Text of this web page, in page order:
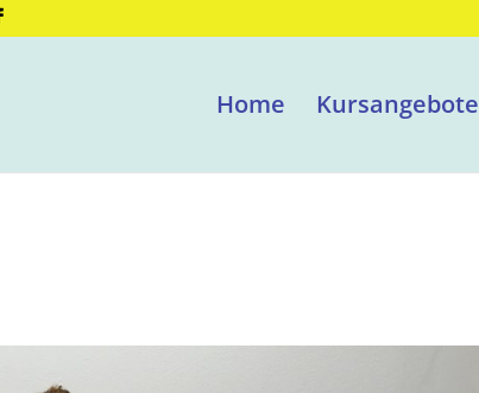
Home Kursangebote